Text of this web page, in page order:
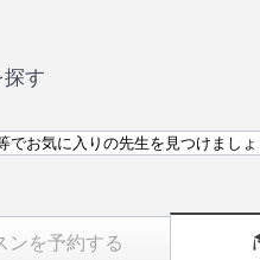
す
ンを予約する
でお気に入りの先生を見つけましょ